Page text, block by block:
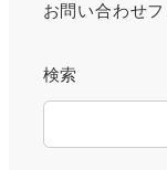
お問い合わせ
検索